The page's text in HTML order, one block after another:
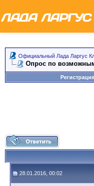
Официальный Лада Ларгус
Опрос по
Регистрация
28.01.2016, 00:02